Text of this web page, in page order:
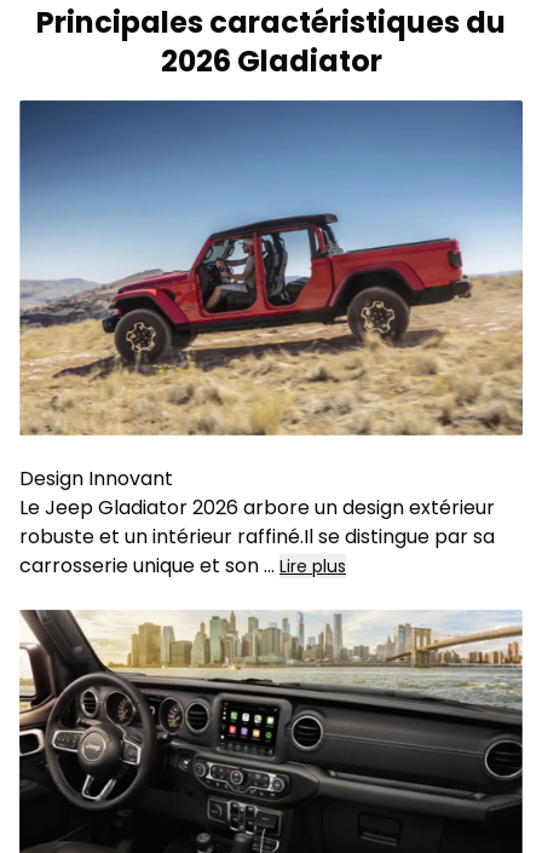
Principales caractéristiques du
2026 Gladiator
Design Innovant
Le Jeep Gladiator 2026 arbore un design extérieur
robuste et un intérieur raffiné.Il se distingue par sa
carrosserie unique et son... Lire plus